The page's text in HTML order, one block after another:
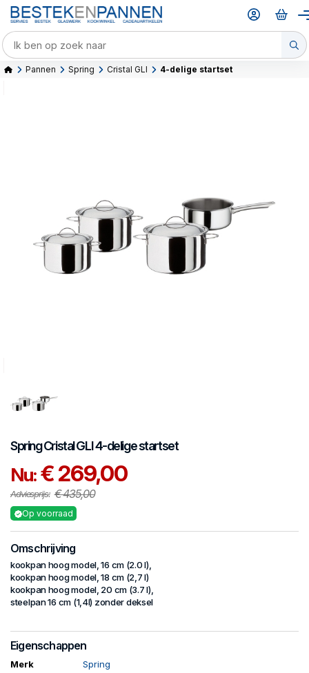
Pannen Spring Cristal GLI 4-delige startset
SpringCristal GLI4-delige startset
Nu:€ 269,00
Adviesprijs: € 435,00
Op voorraad
Omschrijving
kookpan hoog model, 16 cm (2.0 l),
kookpan hoog model, 18 cm (2,7 l)
kookpan hoog model, 20 cm (3.7 l),
steelpan 16 cm (1,4l) zonder deksel
Eigenschappen
Merk
Spring